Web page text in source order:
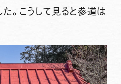
。こうして見ると参道は